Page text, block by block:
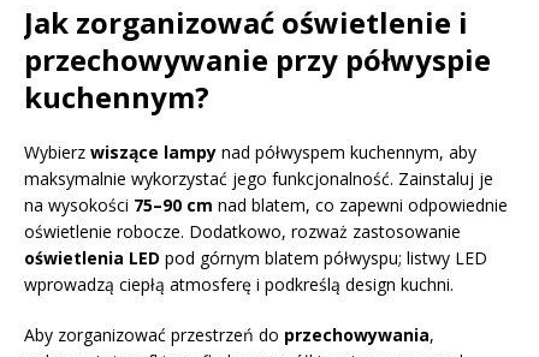
Jak zorganizować oświetlenie i
przechowywanie przy półwyspie
kuchennym?
Wybierz wiszące lampy nad półwyspem kuchennym, aby
maksymalnie wykorzystać jego funkcjonalność. Zainstaluj je
na wysokości 75–90 cm nad blatem, co zapewni odpowiednie
oświetlenie robocze. Dodatkowo, rozważ zastosowanie
oświetlenia LED pod górnym blatem półwyspu; listwy LED
wprowadzą ciepłą atmosferę i podkreślą design kuchni.
Aby zorganizować przestrzeń do przechowywania,